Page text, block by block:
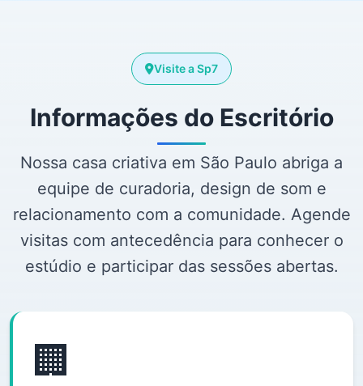
Visite a Sp7
Informações do Escritório
Nossa casa criativa em São Paulo abriga a
equipe de curadoria, design de som e
relacionamento com a comunidade. Agende
visitas com antecedência para conhecer o
estúdio e participar das sessões abertas.
🏢